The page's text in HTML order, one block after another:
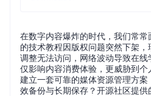
在数字内容爆炸的时代，我们常
的技术教程因版权问题突然下架
调整无法访问，网络波动导致在
仅影响内容消费体验，更威胁到
建立一套可靠的媒体资源管理方
效备份与长期保存？开源社区提